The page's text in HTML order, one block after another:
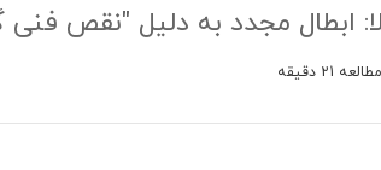
ابطال مجدد به دلیل "نقص
21 دقیقه